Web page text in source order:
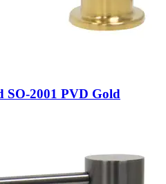
SO-2001 PVD Gold